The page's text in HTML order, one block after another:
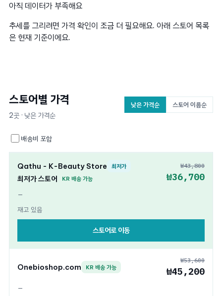
아직 데이터가 부족해요
추세를 그리려면 가격 확인이 조금 더 필요해요. 아래 스토어 목록
은 현재 기준이에요.
스토어별 가격
2곳 · 낮은 가격순
낮은 가격순 스토어 이름순
배송비 포함
Qathu - K-Beauty Store 최저가
최저가 스토어 KR 배송 가능
—
재고 있음
₩43,800
₩36,700
스토어로 이동
Onebioshop.com KR 배송 가능
—
₩53,600
₩45,200